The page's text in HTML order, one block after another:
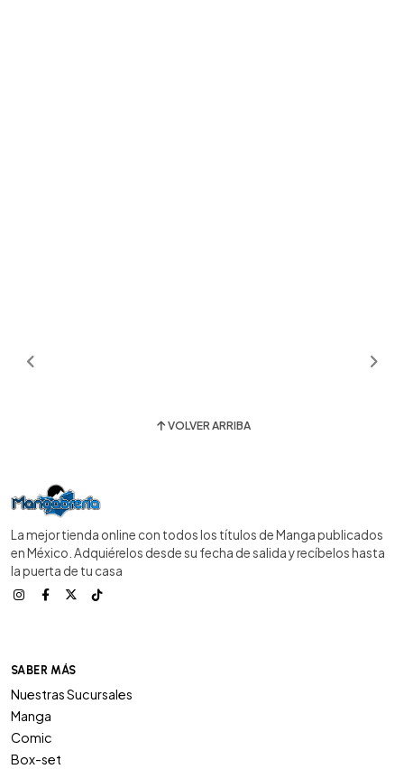
VOLVER ARRIBA
La mejor tienda online con todos los títulos de Manga publicados
en México. Adquiérelos desde su fecha de salida y recíbelos hasta
la puerta de tu casa
SABER MÁS
Nuestras Sucursales
Manga
Comic
Box-set